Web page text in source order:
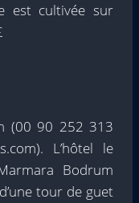
est cultivée sur
(00 90 252 313
L’hôtel le
Bodrum
tour de guet